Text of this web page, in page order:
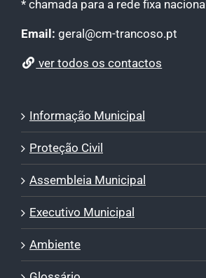
* chamada para a rede fixa nacional
Email: geral@cm-trancoso.pt
ver todos os contactos
Informação Municipal
Proteção Civil
Assembleia Municipal
Executivo Municipal
Ambiente